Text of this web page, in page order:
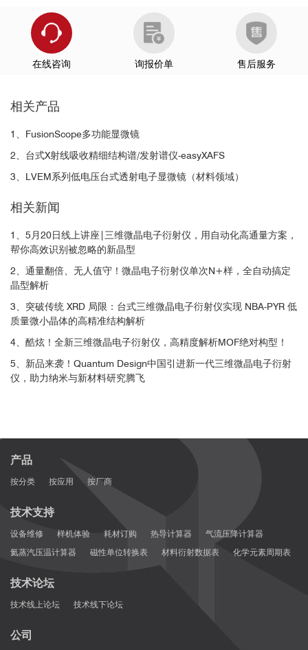
在线咨询 询报价单 售后服务
相关产品
1、FusionScope多功能显微镜
2、台式X射线吸收精细结构谱/发射谱仪-easyXAFS
3、LVEM系列低电压台式透射电子显微镜（材料领域）
相关新闻
1、5月20日线上讲座|三维微晶电子衍射仪，用自动化高通量方案，
帮你高效识别被忽略的新晶型
2、通量翻倍、无人值守！微晶电子衍射仪单次N+样，全自动搞定
晶型解析
3、突破传统 XRD 局限：台式三维微晶电子衍射仪实现 NBA-PYR 低
质量微小晶体的高精准结构解析
4、酷炫！全新三维微晶电子衍射仪，高精度解析MOF绝对构型！
5、新品来袭！Quantum Design中国引进新一代三维微晶电子衍射
仪，助力纳米与新材料研究腾飞
产品
按分类 按应用 按厂商
技术支持
设备维修 样机体验 耗材订购 热导计算器
气流压降计算器
氦蒸汽压温计算器
磁性单位转换表 材料衍射数据表 化学元素周期表
技术论坛
技术线上论坛 技术线下论坛
公司